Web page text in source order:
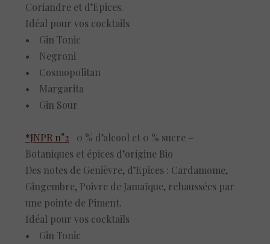
Coriandre et d’Epices.
Idéal pour vos cocktails
• Gin Tonic
• Negroni
• Cosmopolitan
• Margarita
• Gin Sour
*JNPR n°2 0 % d’alcool et 0 % sucre –
Botaniques et épices d’origine Bio
Des notes de Genièvre, d’Epices : Cardamome,
Gingembre, Poivre de Jamaïque, rehaussées par
une pointe de Piment.
Idéal pour vos cocktails
• Gin Tonic